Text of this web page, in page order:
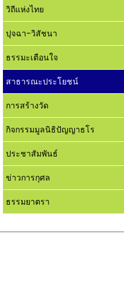
วิถีแห่งไทย
ปุจฉา-วิสัชนา
ธรรมะเตือนใจ
สาธารณะประโยชน์
การสร้างวัด
กิจกรรมมูลนิธิปัญญาธโร
ประชาสัมพันธ์
ข่าวการกุศล
ธรรมยาตรา